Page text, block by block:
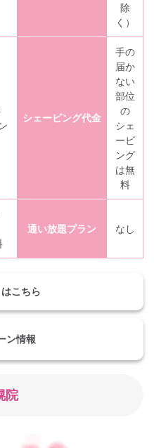
除
く）
シェービング代金
手の
届か
ない
部位
の
シェ
ービ
ング
は無
料
通い放題プラン なし
こちら
ン情報
院